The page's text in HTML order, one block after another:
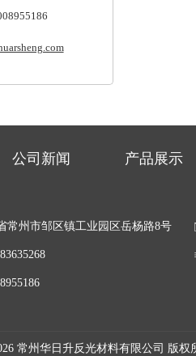
公司新闻 产品展示
州市邹区镇工业园区岳杨路8号
常州华日升反光材料有限公司 版权